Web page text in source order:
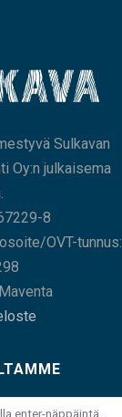
Sulkavan
Oy:n julkaisema
8
OVT-tunnus: